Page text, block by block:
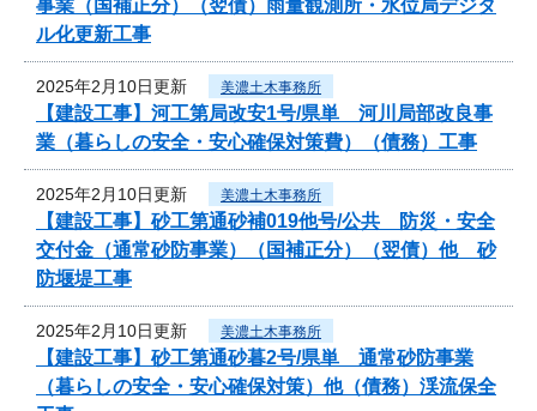
事業（国補正分）（翌債）雨量観測所・水位局デジタ
ル化更新工事
2025年2月10日更新 美濃土木事務所
【建設工事】河工第局改安1号/県単 河川局部改良事
業（暮らしの安全・安心確保対策費）（債務）工事
2025年2月10日更新 美濃土木事務所
【建設工事】砂工第通砂補019他号/公共 防災・安全
交付金（通常砂防事業）（国補正分）（翌債）他 砂
防堰堤工事
2025年2月10日更新 美濃土木事務所
【建設工事】砂工第通砂暮2号/県単 通常砂防事業
（暮らしの安全・安心確保対策）他（債務）渓流保全